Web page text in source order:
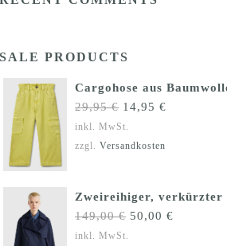
SALE PRODUCTS
Cargohose aus
29,95€ Ursprünglicher
Preis
war:
14,95 €
inkl. MwSt.
zzgl. Versandkosten
Zweireihiger, verkürzter
149,00€ Ursprünglicher
50,00 €
inkl. MwSt.